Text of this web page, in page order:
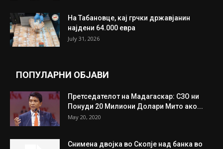
На Табановце, кај грчки државјанин
најдени 64.000 евра
July 31, 2026
ПОПУЛАРНИ ОБЈАВИ
Претседателот на Мадагаскар: СЗО ни
Понуди 20 Милиони Долари Мито ако...
May 20, 2020
Снимена двојка во Скопје над банка во